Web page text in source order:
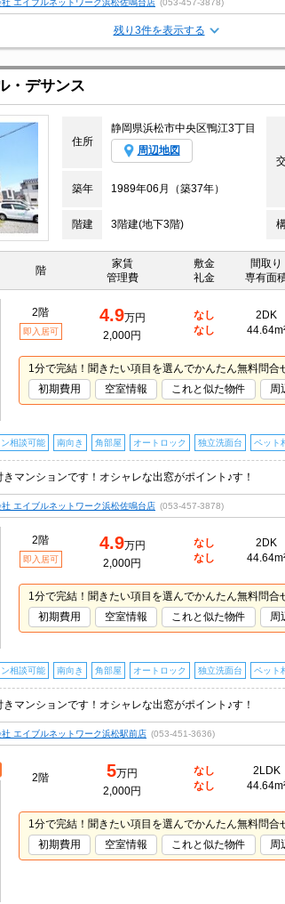
エイブルネットワーク浜松佐鳴台店 (053-457-3878)
残り3件を表示する
・デサンス
住所
静岡県浜松市中央区鴨江3丁目
周辺地図
築年
1989年06月（築37年）
階建 3階建(地下3階)
階
家賃
管理費
敷金
礼金
間取り
専有面
2階
即入居可
4.9万円
2,000円
なし
なし
2DK
1分で完結！聞きたい項目を選んでかんたん無料問合
初期費用
空室情報 これと似た物件 周
相談可能 南向き 角部屋 オートロック 独立洗面台 ペット
きマンションです！オシャレな出窓がポイント♪す！
エイブルネットワーク浜松佐鳴台店 (053-457-3878)
2階
即入居可
4.9万円
2,000円
なし
なし
2DK
1分で完結！聞きたい項目を選んでかんたん無料問合
初期費用
空室情報 これと似た物件 周
相談可能 南向き 角部屋 オートロック 独立洗面台 ペット
きマンションです！オシャレな出窓がポイント♪す！
エイブルネットワーク浜松駅前店 (053-451-3636)
2階 5万円
2,000円
なし
なし
2LDK
1分で完結！聞きたい項目を選んでかんたん無料問合
初期費用
空室情報 これと似た物件 周